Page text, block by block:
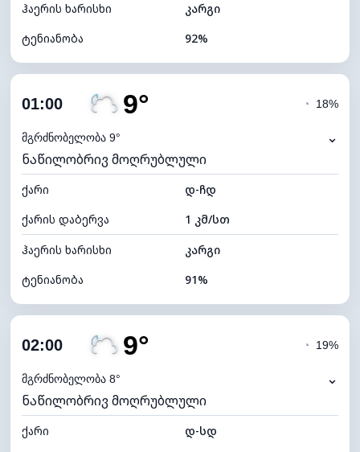
ჰაერის ხარისხი
კარგი
ტენიანობა
92%
ღრუბლიანობა
ნამის წერტილი
ხილვადობა
10 კმ
განათების ინდექსი 0 (ბნელი)
ღრუბლის სიმაღლე 10960 მ
01:00 9°
მგრძნობელობა 9°
◔ 18%
⌄
ნაწილობრივ მოღრუბლული
ქარი
დ-ჩდ
ქარის დაბერვა
1 კმ/სთ
ჰაერის ხარისხი
კარგი
ტენიანობა
91%
ღრუბლიანობა
ნამის წერტილი
ხილვადობა
10 კმ
განათების ინდექსი 0 (ბნელი)
02:00 9°
მგრძნობელობა 8°
◔ 19%
⌄
ნაწილობრივ მოღრუბლული
ქარი
დ-სდ